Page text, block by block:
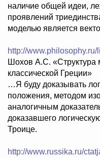
наличие общей идеи,
проявлений
моделью является
http://www.philosophy.ru/
Шохов А.С. «Структура
классической Греции»
…Я буду доказывать
положения, методом
аналогичным
доказавшего
Троице.
http://www.russika.ru/